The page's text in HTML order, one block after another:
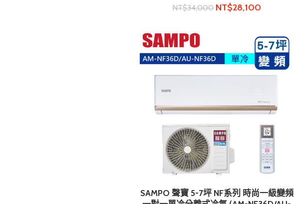
NT$34,000 NT$28,100
加入購物車
SAMPO 聲寶 5-7坪 NF系列 時尚一級變頻